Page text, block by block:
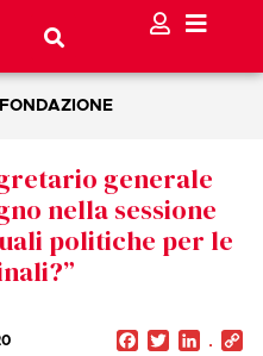
FONDAZIONE
generale
nella sessione
politiche per le
Facebook
Twitter